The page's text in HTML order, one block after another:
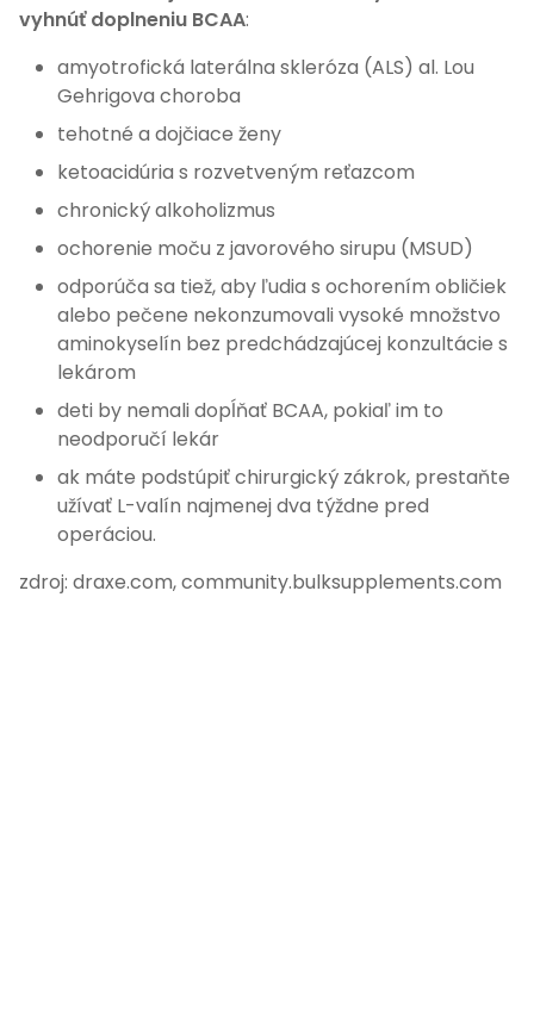
vyhnúť doplneniu BCAA:
amyotrofická laterálna skleróza (ALS) al. Lou
Gehrigova choroba
tehotné a dojčiace ženy
ketoacidúria s rozvetveným reťazcom
chronický alkoholizmus
ochorenie moču z javorového sirupu (MSUD)
odporúča sa tiež, aby ľudia s ochorením obličiek
alebo pečene nekonzumovali vysoké množstvo
aminokyselín bez predchádzajúcej konzultácie s
lekárom
deti by nemali dopĺňať BCAA, pokiaľ im to
neodporučí lekár
ak máte podstúpiť chirurgický zákrok, prestaňte
užívať L-valín najmenej dva týždne pred
operáciou.
zdroj: draxe.com, community.bulksupplements.com